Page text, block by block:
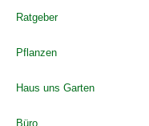
Ratgeber
Pflanzen
Haus uns Garten
Büro